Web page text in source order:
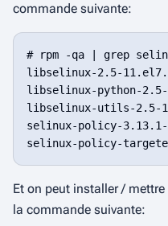
commande suivante:
# rpm -qa | grep
libselinux-2.5-
libselinux-python-2.5-
libselinux-utils-2.5-
selinux-policy-3.13.1-
Et on peut installer /
la commande suivante: